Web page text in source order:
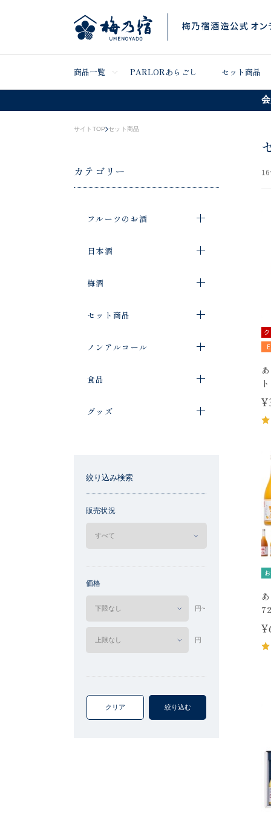
商品一覧 PARLORあらごし セット商品
サイトTOP セット商品
カテゴリー
フルーツのお酒
日本酒
梅酒
セット商品
ノンアルコール
食品
グッズ
絞り込み検索
販売状況
価格
円~
円
クリア 絞り込む
16